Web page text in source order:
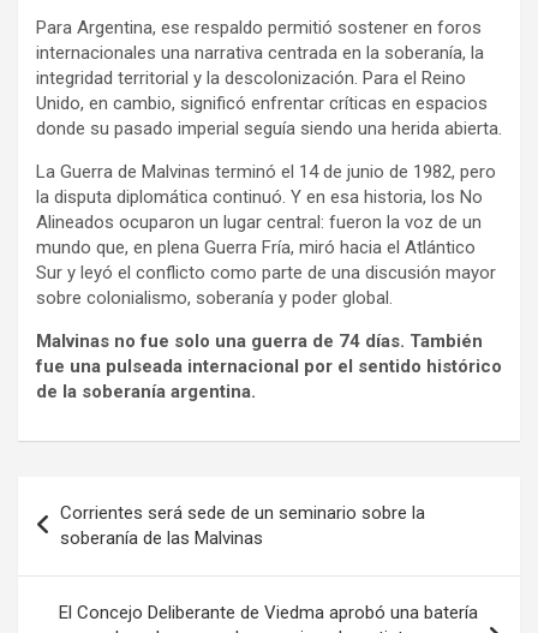
Para Argentina, ese respaldo permitió sostener en foros
internacionales una narrativa centrada en la soberanía, la
integridad territorial y la descolonización. Para el Reino
Unido, en cambio, significó enfrentar críticas en espacios
donde su pasado imperial seguía siendo una herida abierta.
La Guerra de Malvinas terminó el 14 de junio de 1982, pero
la disputa diplomática continuó. Y en esa historia, los No
Alineados ocuparon un lugar central: fueron la voz de un
mundo que, en plena Guerra Fría, miró hacia el Atlántico
Sur y leyó el conflicto como parte de una discusión mayor
sobre colonialismo, soberanía y poder global.
Malvinas no fue solo una guerra de 74 días. También
fue una pulseada internacional por el sentido histórico
de la soberanía argentina.
de
entradas
Corrientes será sede de un seminario sobre la
soberanía de las Malvinas
El Concejo Deliberante de Viedma aprobó una batería